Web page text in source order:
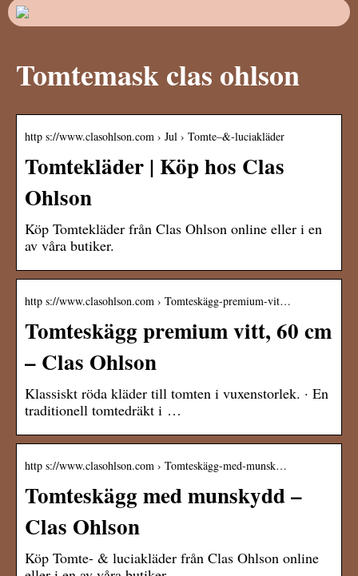
Tomtemask clas ohlson
http s://www.clasohlson.com › Jul › Tomte–&-luciakläder
Tomtekläder | Köp hos Clas
Ohlson
Köp Tomtekläder från Clas Ohlson online eller i en
av våra butiker.
http s://www.clasohlson.com › Tomteskägg-premium-vit…
Tomteskägg premium vitt, 60 cm
– Clas Ohlson
Klassiskt röda kläder till tomten i vuxenstorlek. · En
traditionell tomtedräkt i …
http s://www.clasohlson.com › Tomteskägg-med-munsk…
Tomteskägg med munskydd –
Clas Ohlson
Köp Tomte- & luciakläder från Clas Ohlson online